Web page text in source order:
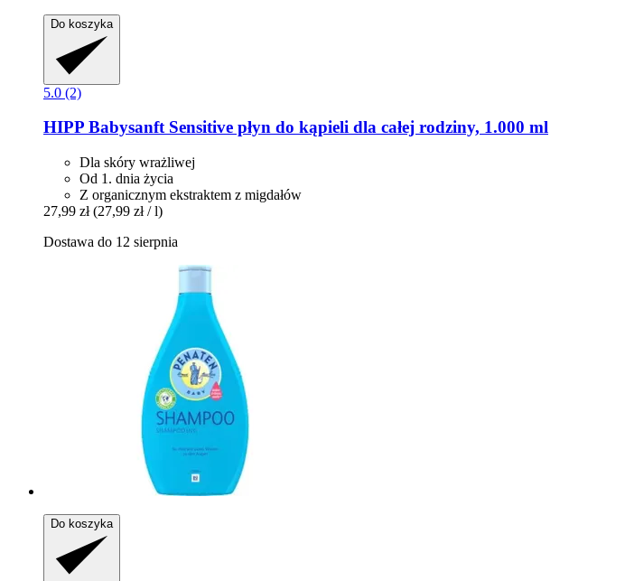
Do koszyka
5.0 (2)
HIPP Babysanft Sensitive płyn do kąpieli dla całej rodziny, 1.000 ml
Dla skóry wrażliwej
Od 1. dnia życia
Z organicznym ekstraktem z migdałów
27,99 zł (27,99 zł / l)
Dostawa do 12 sierpnia
Do koszyka